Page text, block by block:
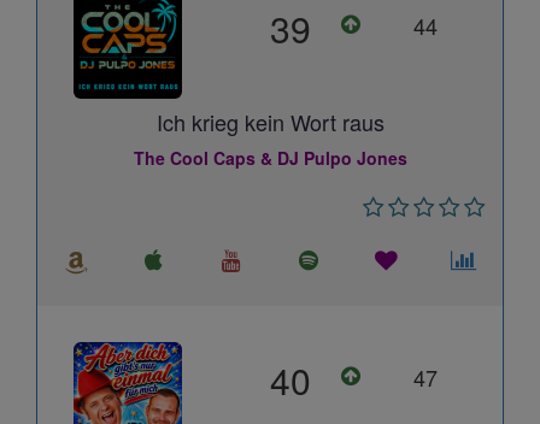
39 44
Ich krieg kein Wort raus
The Cool Caps & DJ Pulpo Jones
40 47